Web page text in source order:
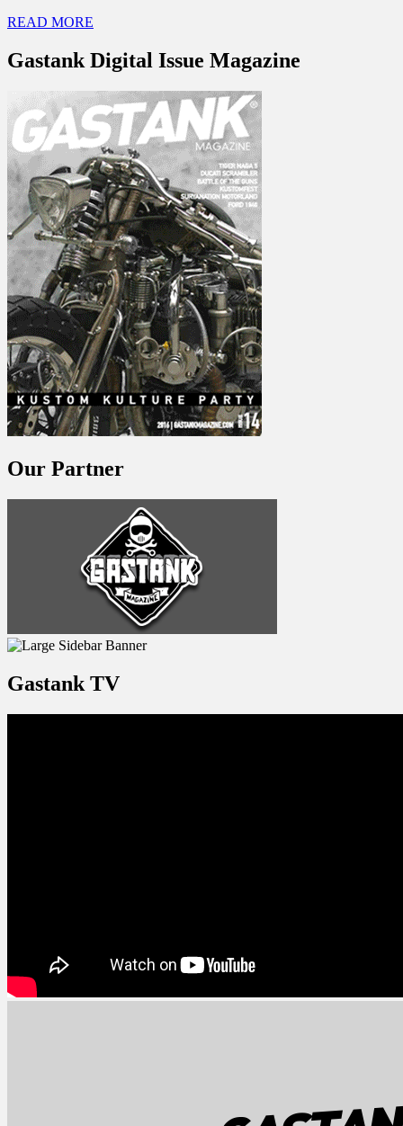
READ MORE
Gastank Digital Issue Magazine
Our Partner
Gastank TV